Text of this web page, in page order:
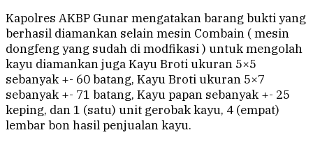
Kapolres AKBP Gunar mengatakan barang bukti yang
berhasil diamankan selain mesin Combain ( mesin
dongfeng yang sudah di modfikasi ) untuk mengolah
kayu diamankan juga Kayu Broti ukuran 5×5
sebanyak +- 60 batang, Kayu Broti ukuran 5×7
sebanyak +- 71 batang, Kayu papan sebanyak +- 25
keping, dan 1 (satu) unit gerobak kayu, 4 (empat)
lembar bon hasil penjualan kayu.